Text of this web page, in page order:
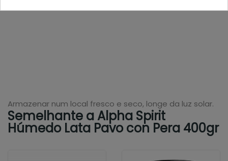
Armazenar num local fresco e seco, longe da luz solar.
Semelhante a Alpha Spirit
Húmedo Lata Pavo con Pera 400gr